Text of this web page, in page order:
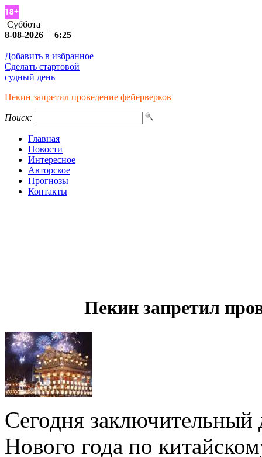
Суббота
8-08-2026 | 6:25
Добавить в избранное
Сделать стартовой
судный день
Пекин запретил проведение фейерверков
Поиск:
Главная
Новости
Интересное
Авторское
Прогнозы
Контакты
Пекин запретил
Сегодня заключительный
Нового года по